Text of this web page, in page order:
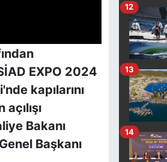
EXPO 2024
kapılarını
Bakanı
Başkanı
12
13
14